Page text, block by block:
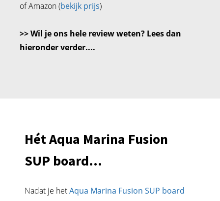
of Amazon (bekijk prijs)
>> Wil je ons hele review weten? Lees dan
hieronder verder....
Hét Aqua Marina Fusion
SUP board...
Nadat je hetAqua Marina Fusion SUP board